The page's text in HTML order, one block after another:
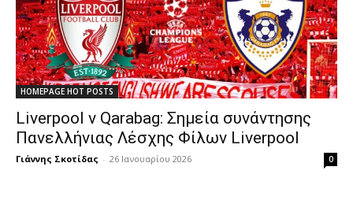
HOMEPAGE HOT POSTS
Liverpool v Qarabag: Σημεία συνάντησης
Πανελλήνιας Λέσχης Φίλων Liverpool
Γιάννης Σκοτίδας - 26 Ιανουαρίου 2026 0